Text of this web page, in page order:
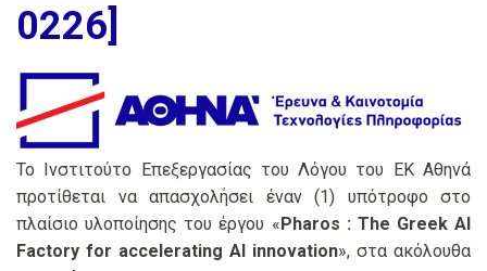
0226]
Το Ινστιτούτο Επεξεργασίας του Λόγου του ΕΚ Αθηνά
προτίθεται να απασχολήσει έναν (1) υπότροφο στο
πλαίσιο υλοποίησης του έργου «Pharos : The Greek AI
Factory for accelerating AI innovation», στα ακόλουθα